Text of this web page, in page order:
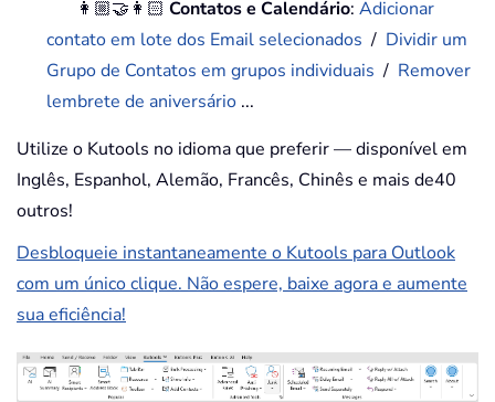
👩🏼‍🤝‍👩🏻Contatos e Calendário:Adicionar
contato em lote dos Email selecionados / Dividir um
Grupo de Contatos em grupos individuais / Remover
lembrete de aniversário ...
Utilize o Kutools no idioma que preferir — disponível em
Inglês, Espanhol, Alemão, Francês, Chinês e mais de40
outros!
Desbloqueie instantaneamente o Kutools para Outlook
com um único clique. Não espere, baixe agora e aumente
sua eficiência!